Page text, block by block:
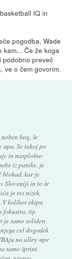
IQ in
pogodba, Wade
kam... Če že koga
podobno preveč
ve o čem govorim.
bog, še
upa. Se takoj po
in nasplošno
iz panike, je
blokad, kar je
Sloveniji in to še
je res nizek,
V kolikor ekipa
fokusira, tip
je samo soliden
cel dogodek
na alley-upe
samo šprint.